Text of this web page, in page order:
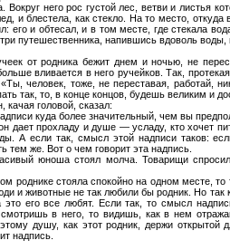
Вокруг него рос густой лес, ветви и листья
и блестела, как стекло. На то место, откуда
его и обтесал, и в том месте, где стекала
путешественника, напившись вдоволь воды,
от родника бежит днем и ночью, не
вливается в него ручейков. Так,
человек, тоже, не переставая, работай,
так, то, в конце концов, будешь великим и
головой, сказал:
куда более значительный, чем вы
дает прохладу и душе — усладу, кто хочет
А если так, смысл этой надписи таков:
тем же. Вот о чем говорит эта надпись.
юноша стоял молча. Товарищи
роднике стояла спокойно на одном месте, то
и животные не так любили бы родник. Но так
его все любят. Если так, то смысл
смотришь в него, то видишь, как в нем
душу, как этот родник, держи
надпись.